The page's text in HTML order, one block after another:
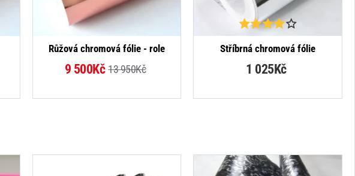
-32%
Růžová chromová fólie - role
9 500Kč 13 950Kč
NEJPRODÁVANĚJŠÍ
Stříbrná chromová fólie
1 025Kč